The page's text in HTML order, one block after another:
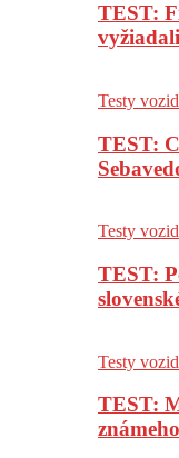
TEST:
Testy
TEST:
Testy
TEST:
Testy
TEST: